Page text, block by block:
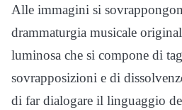
Alle immagini si
drammaturgia musicale
luminosa che si compone di
sovrapposizioni e di
di far dialogare il linguaggio